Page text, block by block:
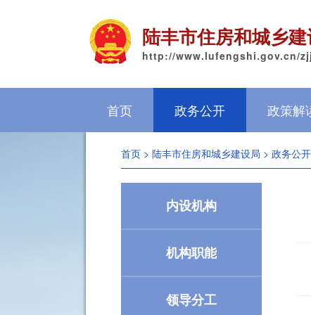
陆丰市住房和城乡
http://www.lufengshi.gov.cn/zjj
首页 政务公开 政策解
首页 > 陆丰市住房和城乡建设局 > 政务公开
内设机构
机构职能
领导分工